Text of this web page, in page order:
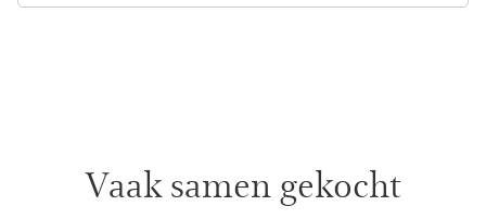
Vaak samen gekocht